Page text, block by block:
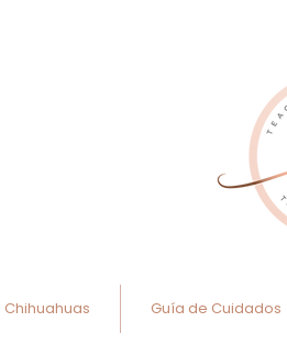
Chihuahuas Guía de Cuidados